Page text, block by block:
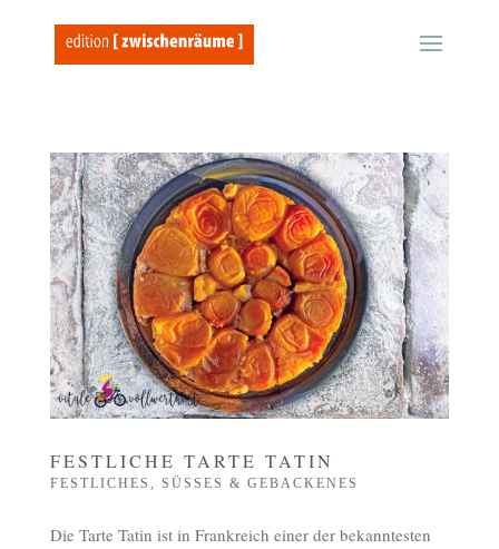
FESTLICHE TARTE TATIN
FESTLICHES , SÜSSES & GEBACKENES
Die Tarte Tatin ist in Frankreich einer der bekanntesten